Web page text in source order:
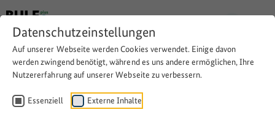
Datenschutzeinstellungen
Auf unserer Webseite werden Cookies verwendet. Einige davon
werden zwingend benötigt, während es uns andere ermöglichen, Ihre
Nutzererfahrung auf unserer Webseite zu verbessern.
Essenziell Externe Inhalte
WIRtshaus